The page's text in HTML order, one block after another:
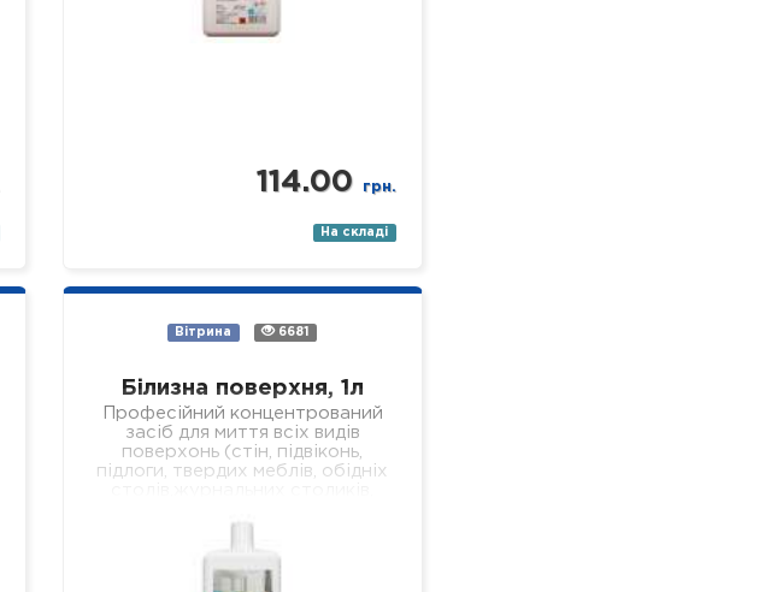
114.00 грн.
На складі
Вітрина 6681
Білизна поверхня, 1л
Професійний концентрований
засіб для миття всіх видів
поверхонь (стін, підвіконь,
підлоги, твердих меблів, обідніх
устаткування у лікувальних
установах різного профілю).
Властивості: - економічний; -…